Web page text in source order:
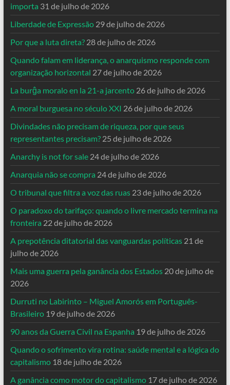
importa 31 de julho de 2026
Liberdade de Expressão 29 de julho de 2026
Por que a luta direta? 28 de julho de 2026
Quando falam em liderança, o anarquismo responde com
organização horizontal 27 de julho de 2026
La burĝa moralo en la 21-a jarcento 26 de julho de 2026
A moral burguesa no século XXI 26 de julho de 2026
Divindades não precisam de riqueza, por que seus
representantes precisam? 25 de julho de 2026
Anarchy is not for sale 24 de julho de 2026
Anarquia não se compra 24 de julho de 2026
O tribunal que filtra a voz das ruas 23 de julho de 2026
O paradoxo do tarifaço: quando o livre mercado termina na
fronteira 22 de julho de 2026
A prepotência ditatorial das vanguardas políticas 21 de
julho de 2026
Mais uma guerra pela ganância dos Estados 20 de julho de
2026
Durruti no Labirinto – Miguel Amorós em Português-
Brasileiro 19 de julho de 2026
90 anos da Guerra Civil na Espanha 19 de julho de 2026
Quando o sofrimento vira rotina: saúde mental e a lógica do
capitalismo 18 de julho de 2026
A ganância como motor do capitalismo 17 de julho de 2026